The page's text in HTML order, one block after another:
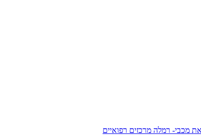
מכבי- רמלה מרכזים רפואיים